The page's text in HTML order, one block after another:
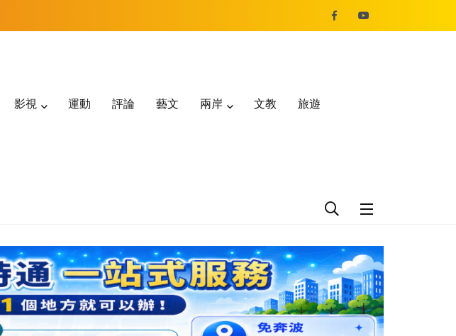
影視 運動 評論 藝文 兩岸 文教 旅遊